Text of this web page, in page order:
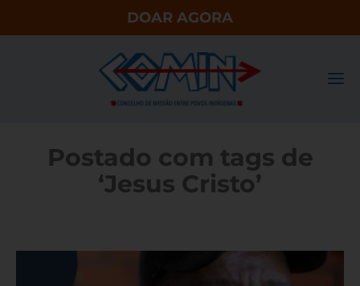
DOAR AGORA
Postado com tags de
‘Jesus Cristo’